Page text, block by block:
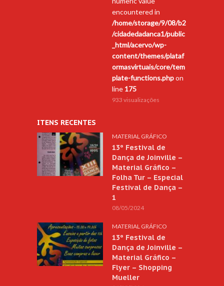
encountered in
/home/storage/9/08/b2
/cidadedadanca1/public
_html/acervo/wp-
content/themes/plataf
ormasvirtuais/core/tem
plate-functions.phpon
line 175
933 visualizações
ITENS RECENTES
MATERIAL GRÁFICO
13º Festival de
Dança de Joinville –
Material Gráfico –
Folha Tur – Especial
Festival de Dança –
1
08/05/2024
MATERIAL GRÁFICO
13º Festival de
Dança de Joinville –
Material Gráfico –
Flyer – Shopping
Mueller